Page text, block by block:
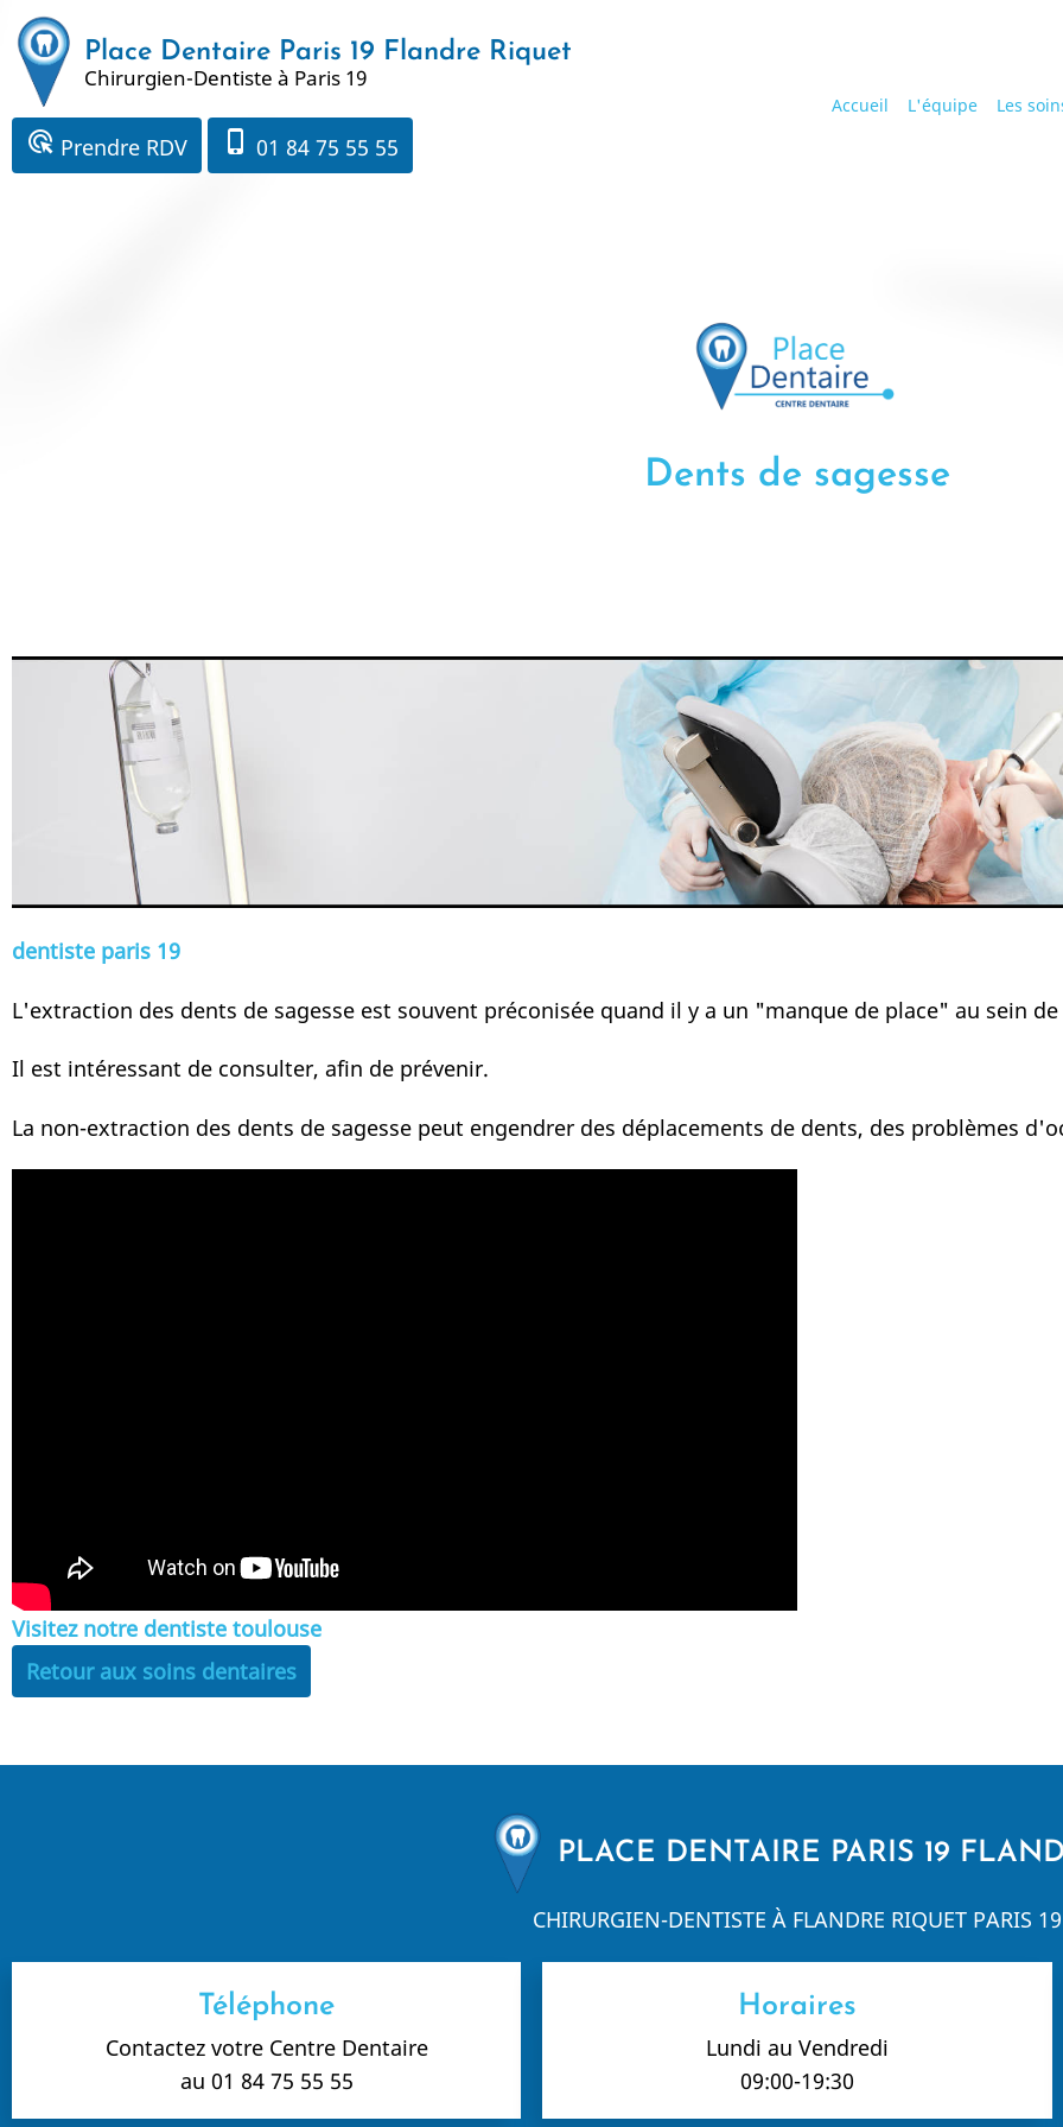
Aller
au
contenu
principal
Place Dentaire Paris 19 Flandre Riquet
Chirurgien-Dentiste à Paris 19
ads_click Prendre RDV phone_iphone 01 84 75 55 55
Main
Accueil L'équipe Les
Dents de sagesse
dentiste paris 19
L'extraction des dents de sagesse est souvent préconisée quand il y a un "manque de place" au sein
Il est intéressant de consulter, afin de prévenir.
La non-extraction des dents de sagesse peut engendrer des déplacements de dents, des problèmes
Visitez notre dentiste toulouse
Retour aux soins dentaires
PLACE DENTAIRE PARIS 19
CHIRURGIEN-DENTISTE À FLANDRE RIQUET PARIS 19
Téléphone
Contactez votre Centre Dentaire
au 01 84 75 55 55
Horaires
Lundi au Vendredi
09:00-19:30